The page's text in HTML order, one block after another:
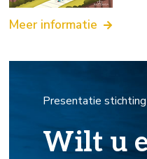
Meer informatie
Presentatie stichting
Wilt u